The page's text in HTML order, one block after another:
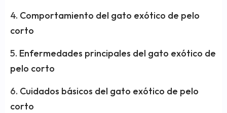
Comportamiento del gato exótico de pelo
corto
Enfermedades principales del gato exótico de
pelo corto
Cuidados básicos del gato exótico de pelo
corto